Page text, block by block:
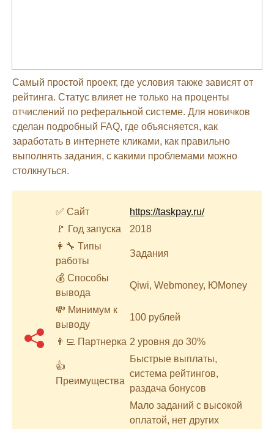
Самый простой проект, где условия также зависят от
рейтинга. Статус влияет не только на проценты
отчислений по реферальной системе. Для новичков
сделан подробный FAQ, где объясняется, как
заработать в интернете кликами, как правильно
выполнять задания, с какими проблемами можно
столкнуться.
✅ Сайт
https://taskpay.ru/
🚩 Год запуска
2018
👩‍🔧 Типы
работы
Задания
💰 Способы
вывода
Qiwi, Webmoney, ЮMoney
💸 Минимум к
выводу
100 рублей
👨‍💻 Партнерка 2 уровня до 30%
👍
Преимущества
Быстрые выплаты,
система рейтингов,
раздача бонусов
Мало заданий с высокой
оплатой, нет других